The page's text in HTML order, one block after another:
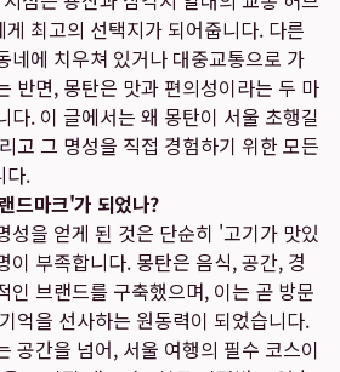
최고의 선택지가 되어줍니다. 다른
네에 치우쳐 있거나 대중교통으로 가
반면, 몽탄은 맛과 편의성이라는 두 마
다. 이 글에서는 왜 몽탄이 서울 초행길
고 그 명성을 직접 경험하기 위한 모든
다.
드마크'가 되었나?
성을 얻게 된 것은 단순히 '고기가 맛있
이 부족합니다. 몽탄은 음식, 공간, 경
인 브랜드를 구축했으며, 이는 곧 방문
억을 선사하는 원동력이 되었습니다.
공간을 넘어, 서울 여행의 필수 코스이